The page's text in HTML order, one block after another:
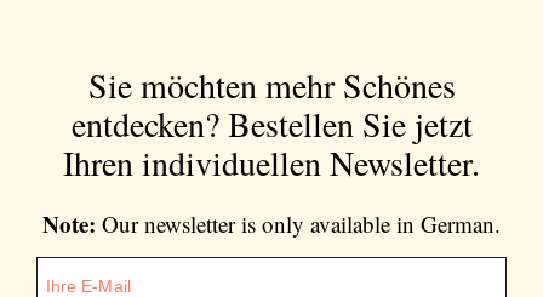
Sie möchten mehr Schönes
entdecken?Bestellen Sie jetzt
Ihren individuellen Newsletter.
Note: Our newsletter is only available in German.